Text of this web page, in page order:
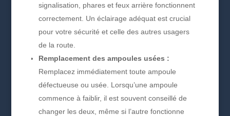
signalisation, phares et feux arrière fonctionnent
correctement. Un éclairage adéquat est crucial
pour votre sécurité et celle des autres usagers
de la route.
Remplacement des ampoules usées :
Remplacez immédiatement toute ampoule
défectueuse ou usée. Lorsqu’une ampoule
commence à faiblir, il est souvent conseillé de
changer les deux, même si l’autre fonctionne